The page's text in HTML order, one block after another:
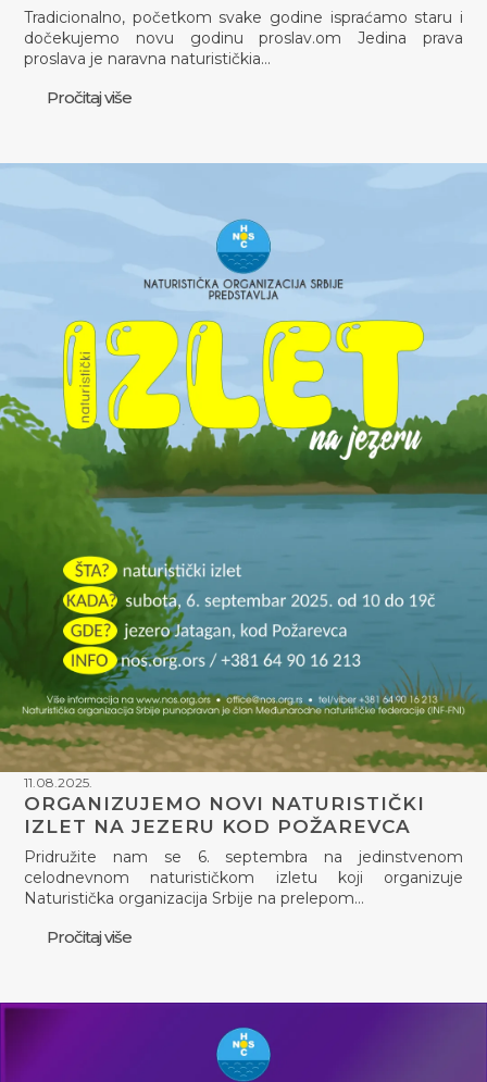
Tradicionalno, početkom svake godine ispraćamo staru i
dočekujemo novu godinu proslav.om Jedina prava
proslava je naravna naturističkia…
Pročitaj više
11.08.2025.
ORGANIZUJEMO NOVI NATURISTIČKI
IZLET NA JEZERU KOD POŽAREVCA
Pridružite nam se 6. septembra na jedinstvenom
celodnevnom naturističkom izletu koji organizuje
Naturistička organizacija Srbije na prelepom…
Pročitaj više